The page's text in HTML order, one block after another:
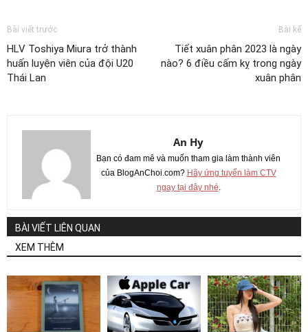
Bài viết trước
HLV Toshiya Miura trở thành
huấn luyện viên của đội U20
Thái Lan
Bài kế
Tiết xuân phân 2023 là ngày
nào? 6 điều cấm kỵ trong ngày
xuân phân
An Hy
Bạn có đam mê và muốn tham gia làm thành viên
của BlogAnChoi.com? Hãy ứng tuyển làm CTV
ngay tại đây nhé.
BÀI VIẾT LIÊN QUAN
XEM THÊM